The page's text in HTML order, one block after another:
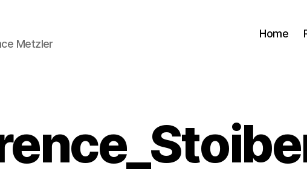
Metzler
Home